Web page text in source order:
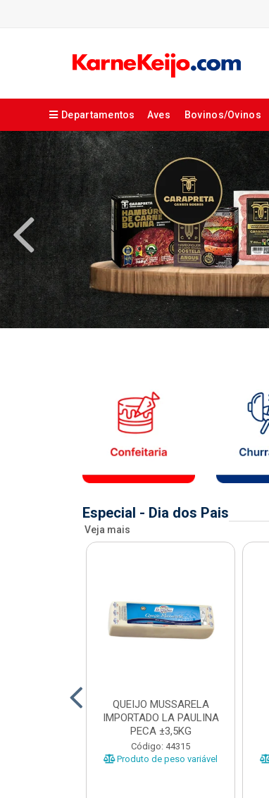
Departamentos Aves Bovinos/Ovinos
Especial - Dia dos Pais
Veja mais
QUEIJO MUSSARELA
IMPORTADO LA PAULINA
PECA ±3,5KG
Código: 44315
Produto de peso variável